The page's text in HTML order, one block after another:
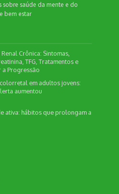
sobre saúde da mente e do
bem estar
Crônica: Sintomas,
TFG, Tratamentos e
a Progressão
em adultos jovens:
aumentou
ativa: hábitos que prolongam a
de suporte ao cliente está aqui
às suas perguntas. Informe se
quer enviar pautas.
no momento